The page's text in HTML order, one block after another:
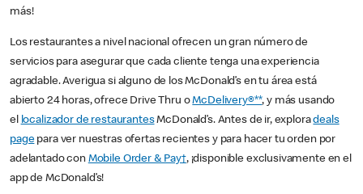
más!
Los restaurantes a nivel nacional ofrecen un gran número de
servicios para asegurar que cada cliente tenga una experiencia
agradable. Averigua si alguno de los McDonald’s en tu área está
abierto 24 horas, ofrece Drive Thru oMcDelivery®**, y más usando
el localizador de restaurantesMcDonald’s. Antes de ir, exploradeals
pagepara ver nuestras ofertas recientes y para hacer tu orden por
adelantado con Mobile Order & Pay†, ¡disponible exclusivamente en el
app de McDonald’s!